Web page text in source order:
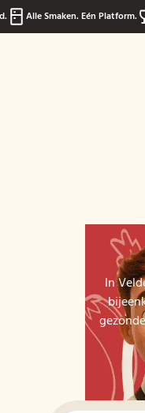
Alle Smaken. Eén Platform.
In